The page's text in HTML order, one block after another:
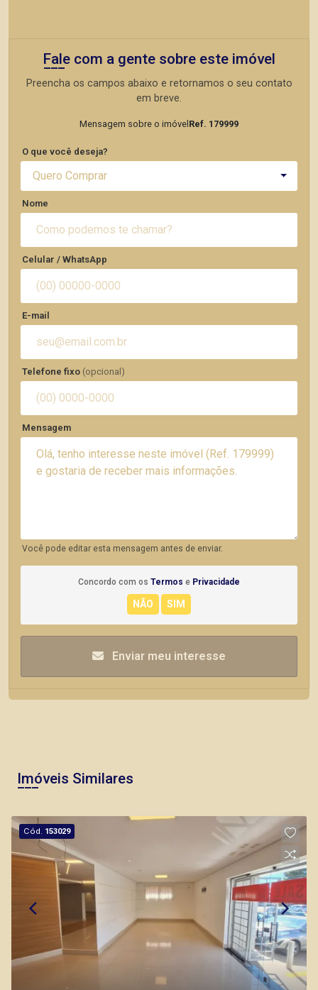
Fale com a gente sobre este imóvel
Preencha os campos abaixo e retornamos o seu contato
em breve.
Mensagem sobre o imóvel Ref. 179999
O que você deseja?
Quero Comprar
Nome
Celular / WhatsApp
E-mail
Telefone fixo (opcional)
Mensagem
Você pode editar esta mensagem antes de enviar.
Concordo com os Termos e Privacidade
Enviar meu interesse
Imóveis Similares
Cód. 153029